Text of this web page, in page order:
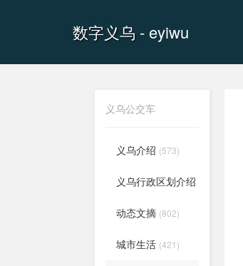
数字义乌 - eyiwu
义乌公交车
义乌介绍 (573)
义乌行政区划介绍
动态文摘 (802)
城市生活 (421)